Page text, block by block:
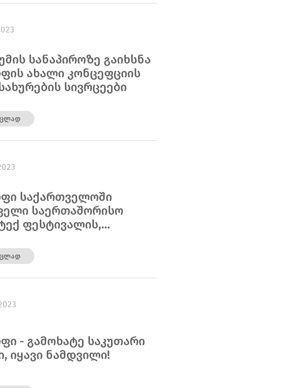
სანაპიროზე გაიხსნა
ახალი კონცეფციის
სივრცეები
საქართველოში
საერთაშორისო
ფესტივალის,...
- გამოხატე საკუთარი
იყავი ნამდვილი!